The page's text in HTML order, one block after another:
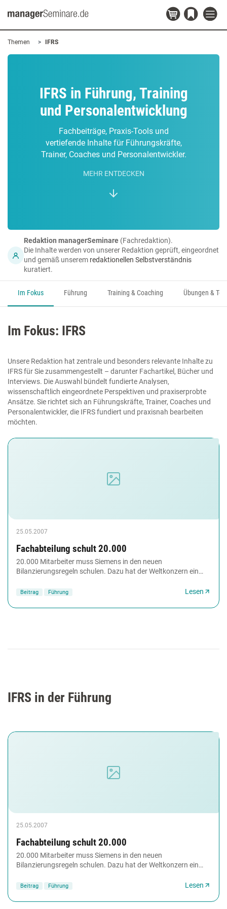
Themen IFRS
IFRS in Führung, Training
und Personalentwicklung
Fachbeiträge, Praxis-Tools und
vertiefende Inhalte für Führungskräfte,
Trainer, Coaches und Personalentwickler.
MEHR ENTDECKEN
Redaktion managerSeminare (Fachredaktion).
Die Inhalte werden von unserer Redaktion geprüft, eingeordnet
und gemäß unserem redaktionellen Selbstverständnis
kuratiert.
Im Fokus Führung Training & Coaching Übungen &
Im Fokus: IFRS
Unsere Redaktion hat zentrale und besonders relevante Inhalte zu
IFRS für Sie zusammengestellt – darunter Fachartikel, Bücher und
Interviews. Die Auswahl bündelt fundierte Analysen,
wissenschaftlich eingeordnete Perspektiven und praxiserprobte
Ansätze. Sie richtet sich an Führungskräfte, Trainer, Coaches und
Personalentwickler, die IFRS fundiert und praxisnah bearbeiten
möchten.
25.05.2007
Fachabteilung schult 20.000
20.000 Mitarbeiter muss Siemens in den neuen
Bilanzierungsregeln schulen. Dazu hat der Weltkonzern ein
Beitrag Führung Lesen
IFRS in der Führung
25.05.2007
Fachabteilung schult 20.000
20.000 Mitarbeiter muss Siemens in den neuen
Bilanzierungsregeln schulen. Dazu hat der Weltkonzern ein
Beitrag Führung Lesen